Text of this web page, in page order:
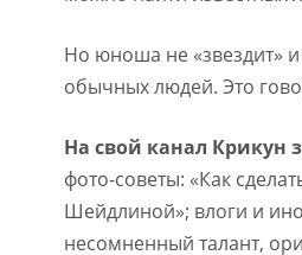
Но юноша не «звездит»
обычных людей. Это
На свой канал Крикун
фото-советы: «Как
Шейдлиной»; влоги и
несомненный талант,